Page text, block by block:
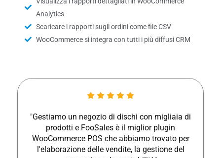
Analytics
Scaricare i rapporti sugli ordini come file CSV
WooCommerce si integra con tutti i più diffusi CRM
"Gestiamo un negozio di dischi con migliaia di
prodotti e FooSales è il miglior plugin
WooCommerce POS che abbiamo trovato per
l'elaborazione delle vendite, la gestione del